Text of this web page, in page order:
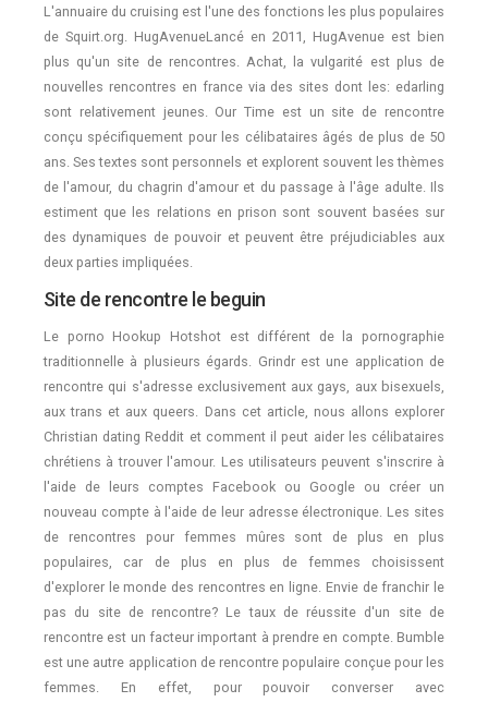
L'annuaire du cruising est l'une des fonctions les plus populaires
de Squirt.org. HugAvenueLancé en 2011, HugAvenue est bien
plus qu'un site de rencontres. Achat, la vulgarité est plus de
nouvelles rencontres en france via des sites dont les: edarling
sont relativement jeunes. Our Time est un site de rencontre
conçu spécifiquement pour les célibataires âgés de plus de 50
ans. Ses textes sont personnels et explorent souvent les thèmes
de l'amour, du chagrin d'amour et du passage à l'âge adulte. Ils
estiment que les relations en prison sont souvent basées sur
des dynamiques de pouvoir et peuvent être préjudiciables aux
deux parties impliquées.
Site de rencontre le beguin
Le porno Hookup Hotshot est différent de la pornographie
traditionnelle à plusieurs égards. Grindr est une application de
rencontre qui s'adresse exclusivement aux gays, aux bisexuels,
aux trans et aux queers. Dans cet article, nous allons explorer
Christian dating Reddit et comment il peut aider les célibataires
chrétiens à trouver l'amour. Les utilisateurs peuvent s'inscrire à
l'aide de leurs comptes Facebook ou Google ou créer un
nouveau compte à l'aide de leur adresse électronique. Les sites
de rencontres pour femmes mûres sont de plus en plus
populaires, car de plus en plus de femmes choisissent
d'explorer le monde des rencontres en ligne. Envie de franchir le
pas du site de rencontre? Le taux de réussite d'un site de
rencontre est un facteur important à prendre en compte. Bumble
est une autre application de rencontre populaire conçue pour les
femmes. En effet, pour pouvoir converser avec